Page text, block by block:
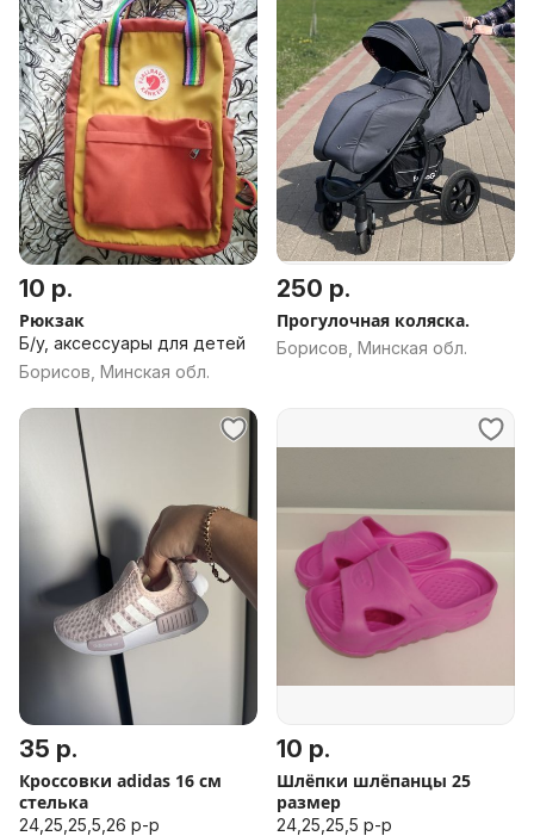
10 р.
Рюкзак
Б/у, аксессуары для детей
Борисов, Минская обл.
250 р.
Прогулочная коляска.
Борисов, Минская обл.
35 р.
Кроссовки adidas 16 см
стелька
24,25,25,5,26 р-р
10 р.
Шлёпки шлёпанцы 25
размер
24,25,25,5 р-р